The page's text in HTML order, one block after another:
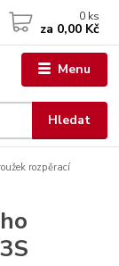
Menu
Hledat
0 ks
za 0,00 Kč
rozpěrací